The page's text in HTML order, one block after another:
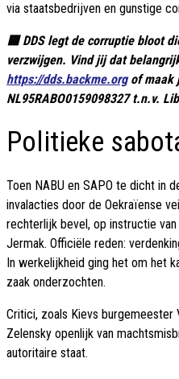
via staatsbedrijven en gunstige
🟦 DDS legt de corruptie bloot
verzwijgen. Vind jij dat
https://dds.backme.orgof maak
NL95RABO0159098327 t.n.v.
Politieke
Toen NABU en SAPO te dicht in
invalacties door de Oekraïense
rechterlijk bevel, op instructie
Jermak. Officiële reden:
In werkelijkheid ging het om het
zaak onderzochten.
Critici, zoals Kievs burgemeester
Zelensky openlijk van
autoritaire staat.